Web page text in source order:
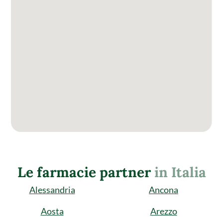
Le farmacie partnerin Italia
Alessandria
Ancona
Aosta
Arezzo